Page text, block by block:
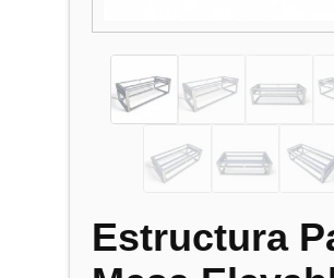
Estructura